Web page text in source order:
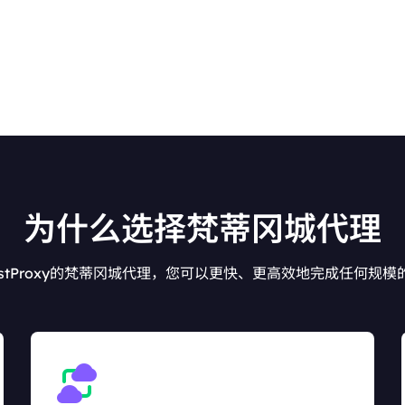
为什么选择梵蒂冈城代理
的梵蒂冈城代理，您可以更快、更高效地完成任何规模